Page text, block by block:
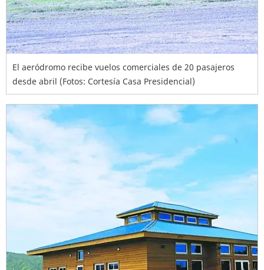
El aeródromo recibe vuelos comerciales de 20 pasajeros
desde abril (Fotos: Cortesía Casa Presidencial)